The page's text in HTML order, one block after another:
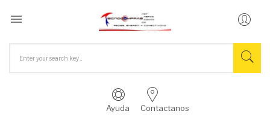

Ayuda Contactanos